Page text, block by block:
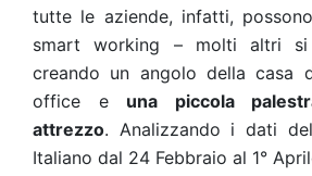
tutte le aziende, infatti,
smart working – molti altri si
creando un angolo della casa
office euna piccola
attrezzo. Analizzando i dati
Italiano dal 24 Febbraio al 1°